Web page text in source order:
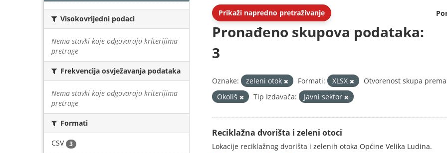
Visokovrijedni podaci
Nema stavki koje odgovaraju kriterijima
pretrage
Frekvencija osvježavanja podataka
Nema stavki koje odgovaraju kriterijima
pretrage
Formati
CSV 3
Prikaži napredno pretraživanje
Pronađeno skupova podataka:
3
Oznake: zeleni otok Formati: XLSX Otvorenost skupa
Okoliš
Tip Izdavača: Javni sektor
Reciklažna dvorišta i zeleni otoci
Lokacije reciklažnog dvorišta i zelenih otoka Općine Velika Ludina.